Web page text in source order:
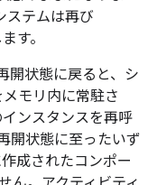
ステムは再び
す。
開状態に戻ると、シ
モリ内に常駐さ
ンスタンスを再呼
開状態に至ったいず
成されたコンポー